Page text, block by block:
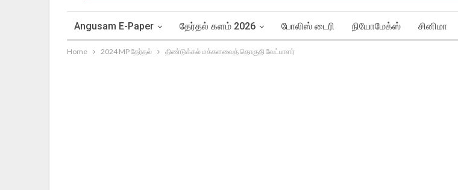
Angusam E-Paper தேர்தல் களம் 2026 போலிஸ் டைரி நியோமேக்ஸ் சினிமா
Home 2024 MP தேர்தல் திண்டுக்கல் மக்களவைத் தொகுதி வேட்பாளர்